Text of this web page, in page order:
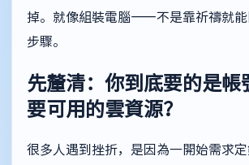
掉。就像組裝電腦——不是靠祈禱就能
步驟。
先釐清：你到底要的是帳
要可用的雲資源？
很多人遇到挫折，是因為一開始需求